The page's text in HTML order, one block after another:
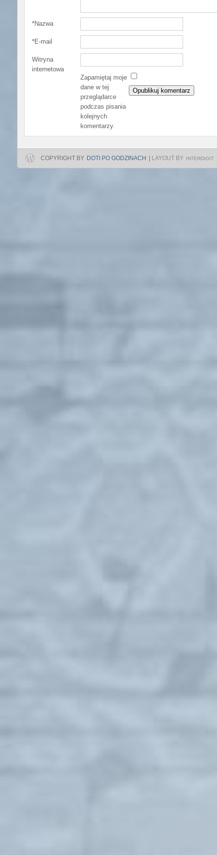
Nazwa
*
E-mail
*
Witryna
internetowa
Zapamiętaj moje
dane w tej
przeglądarce
podczas pisania
kolejnych
komentarzy.
COPYRIGHT BY DOTI PO GODZINACH LAYOUT BY INTERDIGIT